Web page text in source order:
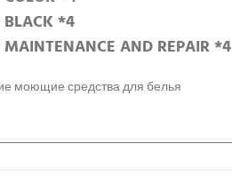
BLACK *4
MAINTENANCE AND REPAIR *4
моющие средства для белья